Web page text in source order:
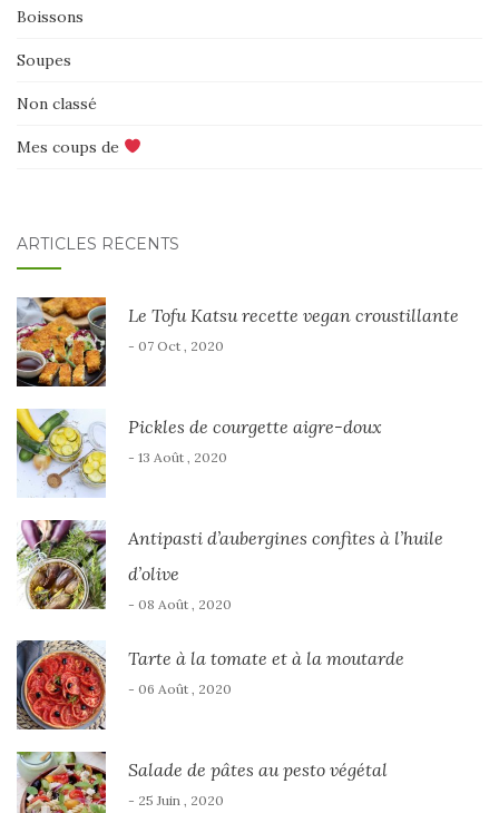
Boissons
Soupes
Non classé
Mes coups de
ARTICLES RÉCENTS
Le Tofu Katsu recette vegan croustillante
- 07 Oct , 2020
Pickles de courgette aigre-doux
- 13 Août , 2020
Antipasti d’aubergines confites à l’huile
d’olive
- 08 Août , 2020
Tarte à la tomate et à la moutarde
- 06 Août , 2020
Salade de pâtes au pesto végétal
- 25 Juin , 2020